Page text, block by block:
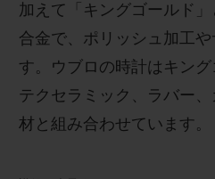
加えて「キングゴールド
合金で、ポリッシュ加工
す。 ウブロの時計はキン
テクセラミック、ラバー
材と組み合わせています。